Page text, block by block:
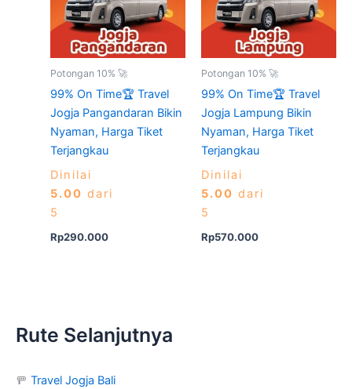
Potongan 10% 🚀
99% On Time🏆 Travel
Jogja Pangandaran Bikin
Nyaman, Harga Tiket
Terjangkau
Dinilai
5.00 dari
5
Rp290.000
Potongan 10% 🚀
99% On Time🏆 Travel
Jogja Lampung Bikin
Nyaman, Harga Tiket
Terjangkau
Dinilai
5.00 dari
5
Rp570.000
Rute Selanjutnya
🚥 Travel Jogja Bali